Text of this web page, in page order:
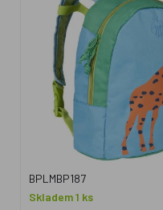
BPLMBP187
Skladem 1 ks